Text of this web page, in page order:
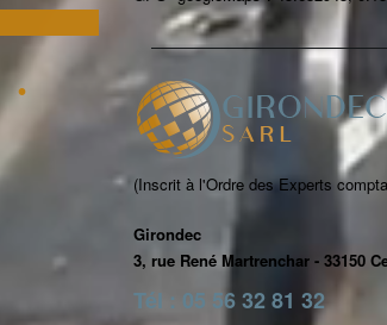
(Inscrit à l'Ordre des Experts
Girondec
3, rue René Martrenchar - 33150
Tél : 05 56 32 81 32